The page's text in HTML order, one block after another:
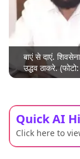
बाएं से दाएं.
उद्धव ठाकरे.
Quick AI
Click here to